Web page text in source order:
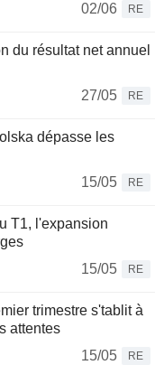
02/06
RE
du résultat net annuel
27/05
RE
dépasse les
15/05
RE
T1, l'expansion
15/05
RE
trimestre s'tablit à
attentes
15/05
RE